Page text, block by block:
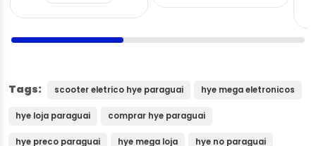
Tags: scooter eletrico hye paraguai hye mega eletronicos
hye loja paraguai comprar hye paraguai
hye preco paraguai hye mega loja hye no paraguai